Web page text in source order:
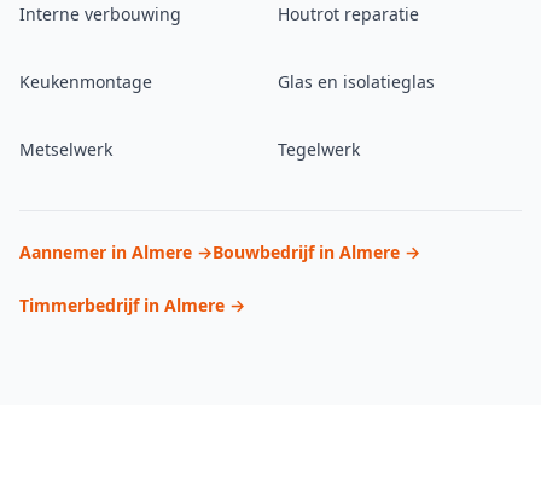
Interne verbouwing Houtrot reparatie
Keukenmontage Glas en isolatieglas
Metselwerk Tegelwerk
Aannemer in Almere →Bouwbedrijf in Almere →
Timmerbedrijf in Almere →